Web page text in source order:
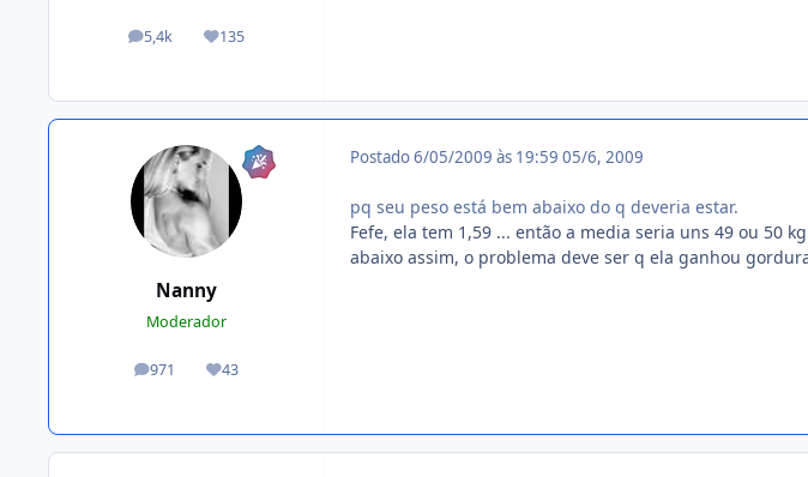
5,4k
posts 135
Reputação
Nanny
Moderador
971
posts 43
Reputação
Postado6/05/2009 às 19:59 05/6, 2009
pq seu peso está bem abaixo do q deveria estar.
Fefe, ela tem 1,59 ... então a media seria uns 49 ou 50
abaixo assim, o problema deve ser q ela ganhou